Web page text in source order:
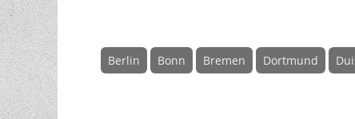
Berlin Bonn Bremen Dortmund